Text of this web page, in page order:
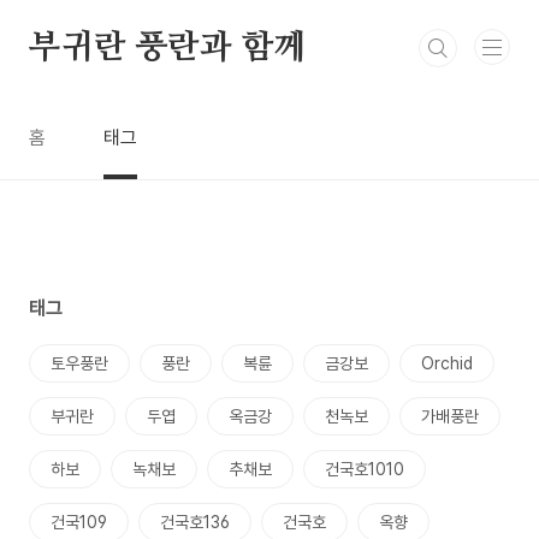
부귀란 풍란과 함께
홈 태그
태그
토우풍란 풍란 복륜 금강보 Orchid
부귀란 두엽 옥금강 천녹보 가배풍란
하보 녹채보 추채보 건국호1010
건국109 건국호136 건국호 옥향